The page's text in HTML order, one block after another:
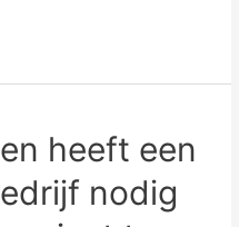
heeft een
nodig